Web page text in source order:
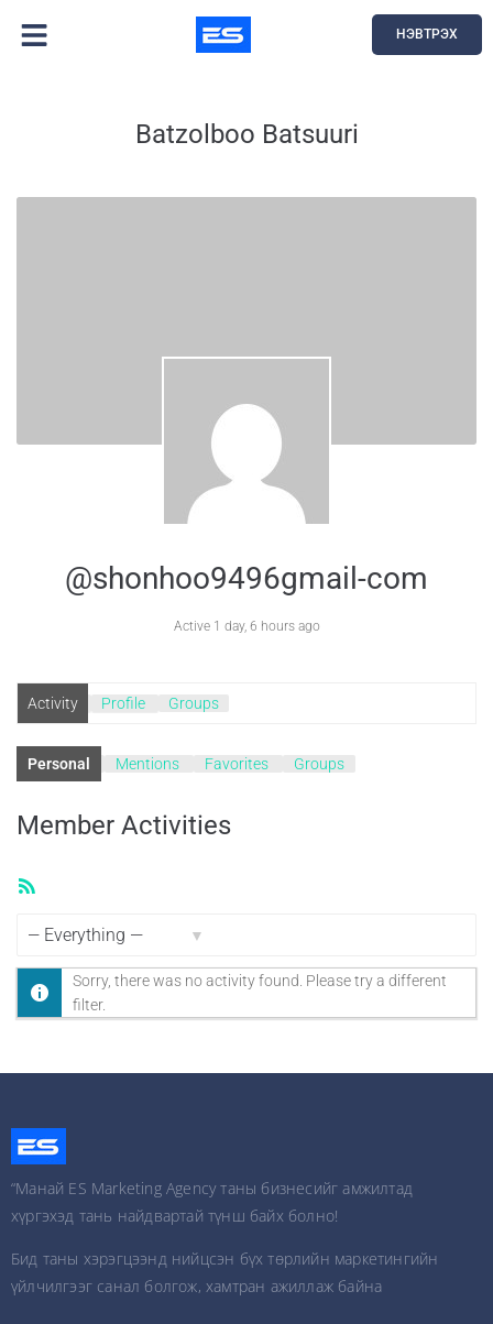
НЭВТРЭХ
Batzolboo Batsuuri
@shonhoo9496gmail-com
Active 1 day, 6 hours ago
Activity Profile Groups
Personal Mentions Favorites Groups
Member Activities
Sorry, there was no activity found. Please try a different
filter.
“Манай ES Marketing Agency таны бизнесийг амжилтад
хүргэхэд тань найдвартай түнш байх болно!
Бид таны хэрэгцээнд нийцсэн бүх төрлийн маркетингийн
үйлчилгээг санал болгож, хамтран ажиллаж байна